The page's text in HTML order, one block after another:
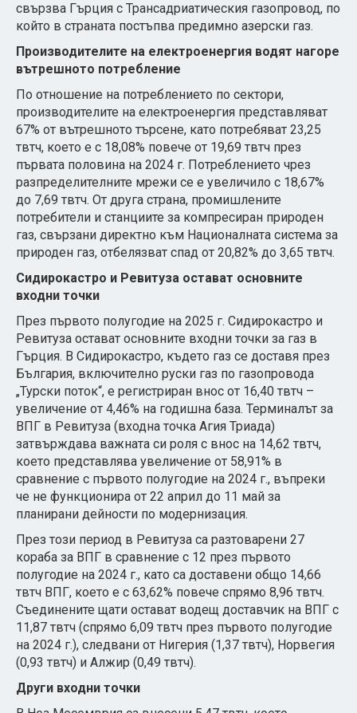
свързва Гърция с Трансадриатическия газопровод, по
който в страната постъпва предимно азерски газ.
Производителите на електроенергия водят нагоре
вътрешното потребление
По отношение на потреблението по сектори,
производителите на електроенергия представляват
67% от вътрешното търсене, като потребяват 23,25
твтч, което е с 18,08% повече от 19,69 твтч през
първата половина на 2024 г. Потреблението чрез
разпределителните мрежи се е увеличило с 18,67%
до 7,69 твтч. От друга страна, промишлените
потребители и станциите за компресиран природен
газ, свързани директно към Националната система за
природен газ, отбелязват спад от 20,82% до 3,65 твтч.
Сидирокастро и Ревитуза остават основните
входни точки
През първото полугодие на 2025 г. Сидирокастро и
Ревитуза остават основните входни точки за газ в
Гърция. В Сидирокастро, където газ се доставя през
България, включително руски газ по газопровода
„Турски поток“, е регистриран внос от 16,40 твтч –
увеличение от 4,46% на годишна база. Терминалът за
ВПГ в Ревитуза (входна точка Агия Триада)
затвърждава важната си роля с внос на 14,62 твтч,
което представлява увеличение от 58,91% в
сравнение с първото полугодие на 2024 г., въпреки
че не функционира от 22 април до 11 май за
планирани дейности по модернизация.
През този период в Ревитуза са разтоварени 27
кораба за ВПГ в сравнение с 12 през първото
полугодие на 2024 г., като са доставени общо 14,66
твтч ВПГ, което е с 63,62% повече спрямо 8,96 твтч.
Съединените щати остават водещ доставчик на ВПГ с
11,87 твтч (спрямо 6,09 твтч през първото полугодие
на 2024 г.), следвани от Нигерия (1,37 твтч), Норвегия
(0,93 твтч) и Алжир (0,49 твтч).
Други входни точки